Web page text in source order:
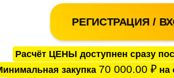
РЕГИСТРАЦИЯ /
Расчёт ЦЕНЫ доступнен сразу
закупка 70 000.00 ₽на